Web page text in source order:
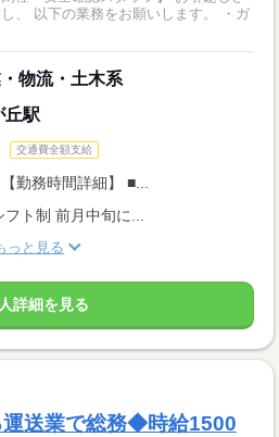
、 以下の業務をお願いします。 ・ガ
物流・土木系
丘駅
交通費全額支給
勤務時間詳細】 ■...
ト制 前月中旬に...
っと見る
詳細を見る
送業で総務◆時給1500